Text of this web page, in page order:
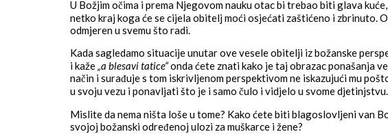
U Božjim očima i prema Njegovom nauku otac bi trebao biti glava
netko kraj koga će se cijela obitelj moći osjećati zaštićeno i zbrinuto.
odmjeren u svemu što radi.
Kada sagledamo situacije unutar ove vesele obitelji iz božanske
i kaže„a blesavi tatice“onda ćete znati kako je taj obrazac ponašanja
način i surađuje s tom iskrivljenom perspektivom ne iskazujući mu
u svoju vezu i ponavljati što je i samo čulo i vidjelo u svome djetinjstvu.
Mislite da nema ništa loše u tome? Kako ćete biti blagoslovljeni van
svojoj božanski određenoj ulozi za muškarce i žene?